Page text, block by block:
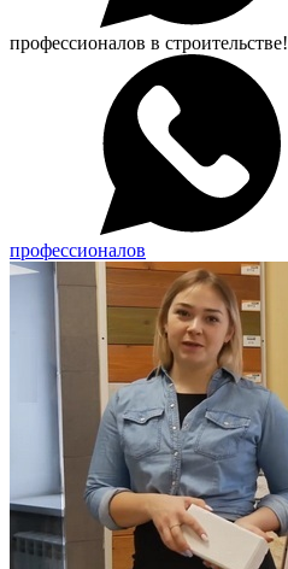
профессионалов в строительстве!
профессионалов